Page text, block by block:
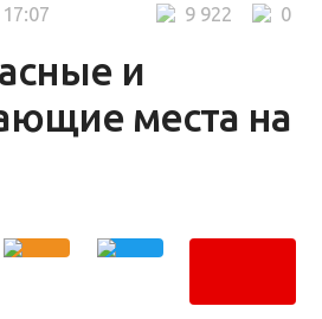
и
места на
0
9 922